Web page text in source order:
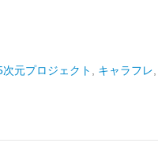
次元プロジェクト キャラフレ